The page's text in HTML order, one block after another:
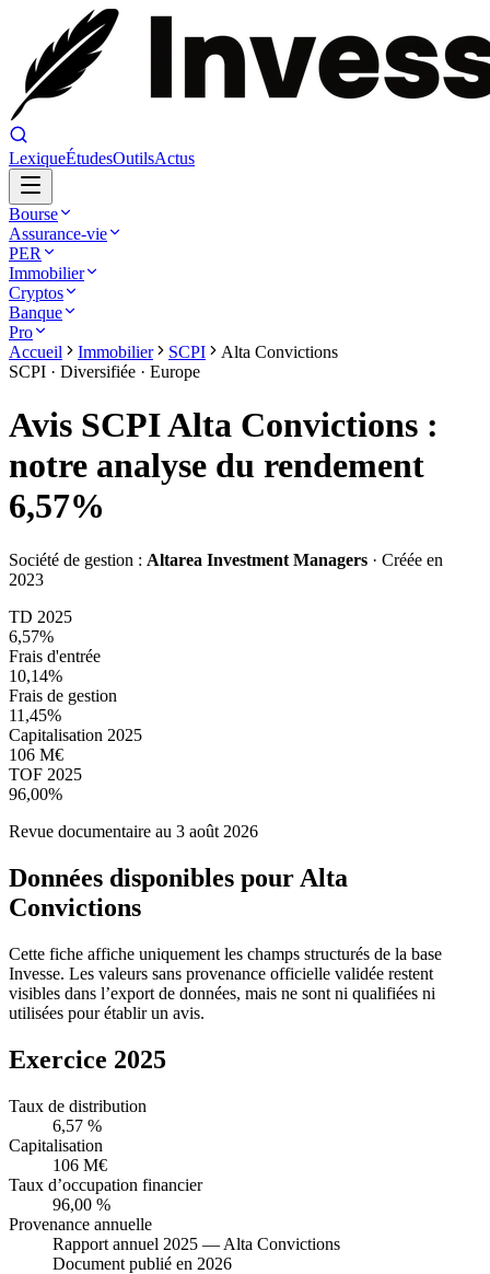
LexiqueÉtudesOutilsActus
Bourse
Assurance-vie
PER
Immobilier
Cryptos
Banque
Pro
Accueil
Immobilier SCPI
Alta Convictions
SCPI · Diversifiée · Europe
Avis SCPI Alta Convictions :
notre analyse du rendement
6,57%
Société de gestion : Altarea Investment Managers · Créée en
2023
TD 2025
6,57%
Frais d'entrée
10,14%
Frais de gestion
11,45%
Capitalisation 2025
106 M€
TOF 2025
96,00%
Revue documentaire au 3 août 2026
Données disponibles pour Alta
Convictions
Cette fiche affiche uniquement les champs structurés de la base
Invesse. Les valeurs sans provenance officielle validée restent
visibles dans l’export de données, mais ne sont ni qualifiées ni
utilisées pour établir un avis.
Exercice 2025
Taux de distribution
6,57 %
Capitalisation
106 M€
Taux d’occupation financier
96,00 %
Provenance annuelle
Rapport annuel 2025 — Alta Convictions
Document publié en 2026